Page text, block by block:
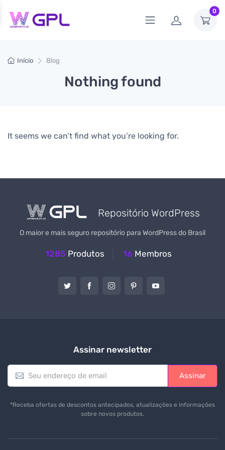
0
Início Blog
Nothing found
It seems we can’t find what you’re looking for.
Repositório WordPress
O maior e mais seguro repositório para WordPress do Brasil
1285 Produtos 16 Membros
Assinar newsletter
E
a
Assinar
*Receba ofertas de descontos antecipados, atualizações e informações
sobre novos produtos.